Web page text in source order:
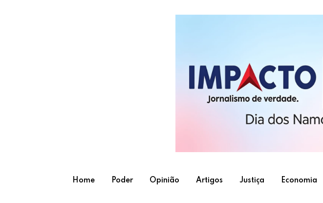
Home Poder Opinião Artigos Justiça Economia